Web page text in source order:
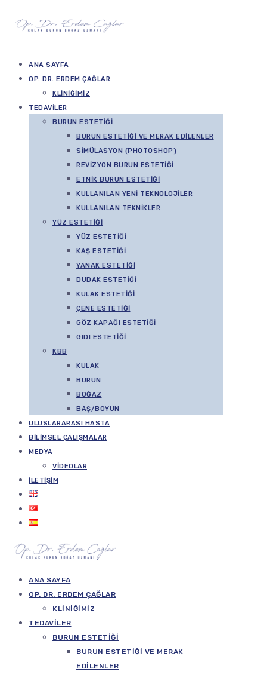
ANA SAYFA
OP. DR. ERDEM ÇAĞLAR
KLINIĞIMIZ
TEDAVILER
BURUN ESTETIĞI
BURUN ESTETIĞI VE MERAK EDILENLER
SIMÜLASYON (PHOTOSHOP)
REVIZYON BURUN ESTETIĞI
ETNIK BURUN ESTETIĞI
KULLANILAN YENI TEKNOLOJILER
KULLANILAN TEKNIKLER
YÜZ ESTETIĞI
YÜZ ESTETIĞI
KAŞ ESTETIĞI
YANAK ESTETIĞI
DUDAK ESTETIĞI
KULAK ESTETIĞI
ÇENE ESTETIĞI
GÖZ KAPAĞI ESTETIĞI
GIDI ESTETIĞI
KBB
KULAK
BURUN
BOĞAZ
BAŞ/BOYUN
ULUSLARARASI HASTA
BILIMSEL ÇALIŞMALAR
MEDYA
VIDEOLAR
İLETIŞIM
ANA SAYFA
OP. DR. ERDEM ÇAĞLAR
KLINIĞIMIZ
TEDAVILER
BURUN ESTETIĞI
BURUN ESTETIĞI VE MERAK
EDILENLER